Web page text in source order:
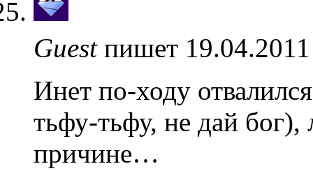
Guestпишет
Инет по-ходу
тьфу-тьфу, не дай
причине…